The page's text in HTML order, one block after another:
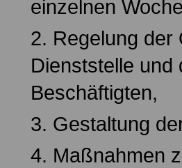
einzelnen
2. Regelung der
Dienststelle und
Beschäftigten,
3. Gestaltung
4. Maßnahmen